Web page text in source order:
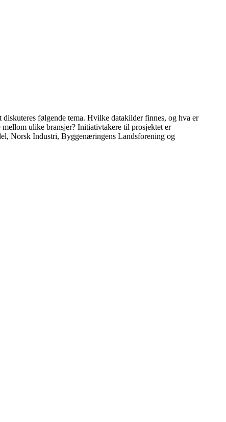
følgende tema. Hvilke datakilder finnes, og hva er
ulike bransjer? Initiativtakere til prosjektet er
Norsk Industri, Byggenæringens Landsforening og